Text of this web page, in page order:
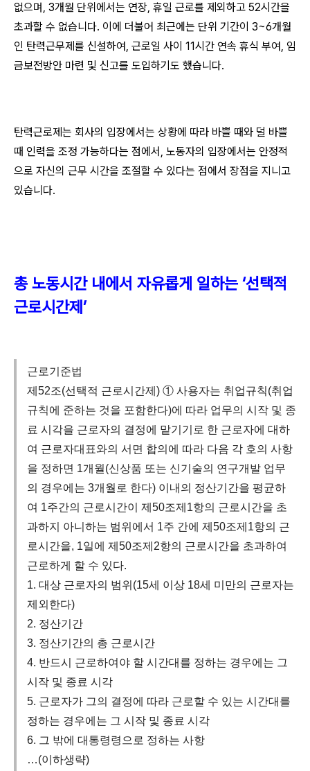
없으며, 3개월 단위에서는 연장, 휴일 근로를 제외하고 52시간을
초과할 수 없습니다. 이에 더불어 최근에는 단위 기간이 3~6개월
인 탄력근무제를 신설하여, 근로일 사이 11시간 연속 휴식 부여, 임
금보전방안 마련 및 신고를 도입하기도 했습니다.
탄력근로제는 회사의 입장에서는 상황에 따라 바쁠 때와 덜 바쁠
때 인력을 조정 가능하다는 점에서, 노동자의 입장에서는 안정적
으로 자신의 근무 시간을 조절할 수 있다는 점에서 장점을 지니고
있습니다.
총 노동시간 내에서 자유롭게 일하는 ‘선택적
근로시간제’
근로기준법
제52조(선택적 근로시간제) ① 사용자는 취업규칙(취업
규칙에 준하는 것을 포함한다)에 따라 업무의 시작 및 종
료 시각을 근로자의 결정에 맡기기로 한 근로자에 대하
여 근로자대표와의 서면 합의에 따라 다음 각 호의 사항
을 정하면 1개월(신상품 또는 신기술의 연구개발 업무
의 경우에는 3개월로 한다) 이내의 정산기간을 평균하
여 1주간의 근로시간이 제50조제1항의 근로시간을 초
과하지 아니하는 범위에서 1주 간에 제50조제1항의 근
로시간을, 1일에 제50조제2항의 근로시간을 초과하여
근로하게 할 수 있다.
1. 대상 근로자의 범위(15세 이상 18세 미만의 근로자는
제외한다)
2. 정산기간
3. 정산기간의 총 근로시간
4. 반드시 근로하여야 할 시간대를 정하는 경우에는 그
시작 및 종료 시각
5. 근로자가 그의 결정에 따라 근로할 수 있는 시간대를
정하는 경우에는 그 시작 및 종료 시각
6. 그 밖에 대통령령으로 정하는 사항
…(이하생략)